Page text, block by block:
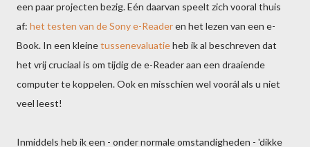
een paar projecten bezig. Eén daarvan speelt zich vooral thuis
af: het testen van de Sony e-Readeren het lezen van een e-
Book. In een kleinetussenevaluatieheb ik al beschreven dat
het vrij cruciaal is om tijdig de e-Reader aan een draaiende
computer te koppelen. Ook en misschien wel voorál als u niet
veel leest!
Inmiddels heb ik een - onder normale omstandigheden - 'dikke